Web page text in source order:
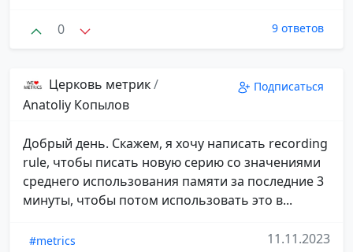
0 9 ответов
Церковь метрик/
Anatoliy Копылов
Подписаться
Добрый день. Скажем, я хочу написать recording
rule, чтобы писать новую серию со значениями
среднего использования памяти за последние 3
минуты, чтобы потом использовать это в...
#metrics
11.11.2023